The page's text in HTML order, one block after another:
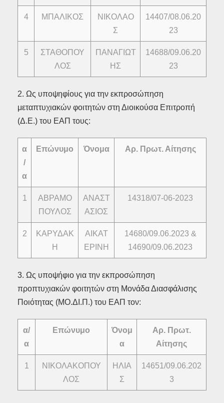
4 ΜΠΑΛΙΚΟΣ
ΝΙΚΟΛΑΟ
Σ
14407/08.06.20
23
5
ΣΤΑΘΟΠΟΥ
ΛΟΣ
ΠΑΝΑΓΙΩΤ
ΗΣ
14688/09.06.20
23
2. Ως υποψηφίους για την εκπροσώπηση
μεταπτυχιακών φοιτητών στη Διοικούσα Επιτροπή
(Δ.Ε.) του ΕΑΠ τους:
α
/
α
Επώνυμο Όνομα Αρ. Πρωτ. Αίτησης
1
ΑΒΡΑΜΟ
ΠΟΥΛΟΣ
ΑΝΑΣΤ
ΑΣΙΟΣ
14318/07-06-2023
2
ΚΑΡΥΔΑΚ
Η
ΑΙΚΑΤ
ΕΡΙΝΗ
14680/09.06.2023 &
14690/09.06.2023
3. Ως υποψήφιο για την εκπροσώπηση
προπτυχιακών φοιτητών στη Μονάδα Διασφάλισης
Ποιότητας (ΜΟ.ΔΙ.Π.) του ΕΑΠ τον:
α/
α
Επώνυμο
Όνομ
α
Αρ. Πρωτ.
Αίτησης
1
ΝΙΚΟΛΑΚΟΠΟΥ
ΛΟΣ
ΗΛΙΑ
Σ
14651/09.06.202
3